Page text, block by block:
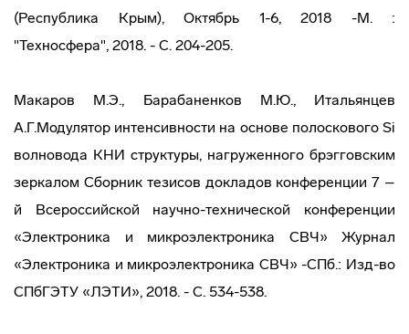
(Республика Крым), Октябрь 1-6, 2018 -М. :
"Техносфера", 2018. - С. 204-205.
Макаров М.Э., Барабаненков М.Ю., Итальянцев
А.Г.Модулятор интенсивности на основе полоскового Si
волновода КНИ структуры, нагруженного брэгговским
зеркалом Сборник тезисов докладов конференции 7 –
й Всероссийской научно-технической конференции
«Электроника и микроэлектроника СВЧ» Журнал
«Электроника и микроэлектроника СВЧ» -СПб.: Изд-во
СПбГЭТУ «ЛЭТИ», 2018. - С. 534-538.